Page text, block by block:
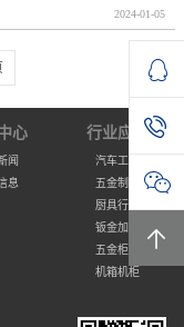
2024-01-05
心
闻
息
行业应用
汽车工业
五金制品
厨具行业
钣金加工
五金柜体
机箱机柜